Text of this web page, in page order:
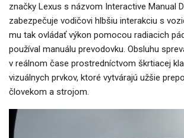
značky Lexus s názvom Interactive Manual
zabezpečuje vodičovi hlbšiu interakciu s
mu tak ovládať výkon pomocou radiacich
používal manuálu prevodovku. Obsluhu
v reálnom čase prostredníctvom škrtiacej
vizuálnych prvkov, ktoré vytvárajú užšie
človekom a strojom.